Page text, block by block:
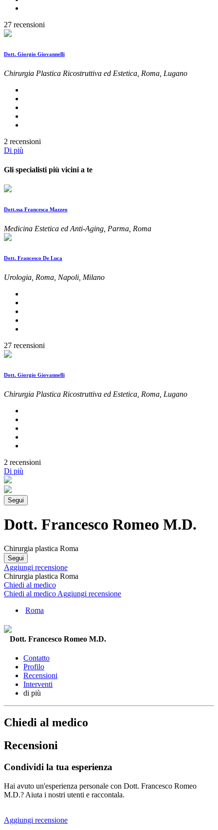
27 recensioni
Dott. Giorgio Giovannelli
Chirurgia Plastica Ricostruttiva ed Estetica, Roma, Lugano
2 recensioni
Di più
Gli specialisti più vicini a te
Dott.ssa Francesca Mazzeo
Medicina Estetica ed Anti-Aging, Parma, Roma
Dott. Francesco De Luca
Urologia, Roma, Napoli, Milano
27 recensioni
Dott. Giorgio Giovannelli
Chirurgia Plastica Ricostruttiva ed Estetica, Roma, Lugano
2 recensioni
Di più
Segui
Dott. Francesco Romeo M.D.
Chirurgia plastica Roma
Segui
Aggiungi recensione
Chirurgia plastica Roma
Chiedi al medico
Chiedi al medico Aggiungi recensione
Roma
Dott. Francesco Romeo M.D.
Contatto
Profilo
Recensioni
Interventi
di più
Chiedi al medico
Recensioni
Condividi la tua esperienza
Hai avuto un'esperienza personale con Dott. Francesco Romeo
M.D.? Aiuta i nostri utenti e raccontala.
Aggiungi recensione